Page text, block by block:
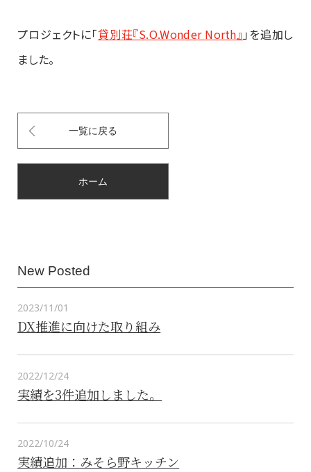
プロジェクトに「貸別荘『S.O.Wonder North』 」を追加し
ました。
一覧に戻る
ホーム
New Posted
2023/11/01
DX推進に向けた取り組み
2022/12/24
実績を3件追加しました。
2022/10/24
実績追加：みそら野キッチン